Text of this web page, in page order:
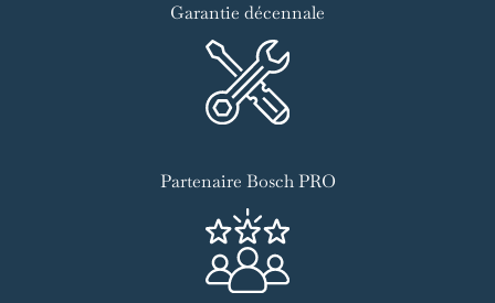
Garantie décennale
Partenaire Bosch PRO